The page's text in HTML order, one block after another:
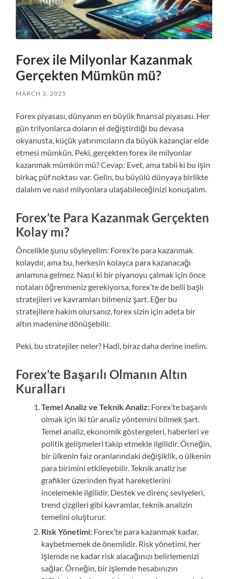
Forex ile Milyonlar Kazanmak
Gerçekten Mümkün mü?
MARCH 3, 2025
Forex piyasası, dünyanın en büyük finansal piyasası. Her
gün trilyonlarca doların el değiştirdiği bu devasa
okyanusta, küçük yatırımcıların da büyük kazançlar elde
etmesi mümkün. Peki, gerçekten forex ile milyonlar
kazanmak mümkün mü? Cevap: Evet, ama tabii ki bu işin
birkaç püf noktası var. Gelin, bu büyülü dünyaya birlikte
dalalım ve nasıl milyonlara ulaşabileceğinizi konuşalım.
Forex’te Para Kazanmak Gerçekten
Kolay mı?
Öncelikle şunu söyleyelim: Forex’te para kazanmak
kolaydır, ama bu, herkesin kolayca para kazanacağı
anlamına gelmez. Nasıl ki bir piyanoyu çalmak için önce
notaları öğrenmeniz gerekiyorsa, forex’te de belli başlı
stratejileri ve kavramları bilmeniz şart. Eğer bu
stratejilere hakim olursanız, forex sizin için adeta bir
altın madenine dönüşebilir.
Peki, bu stratejiler neler? Hadi, biraz daha derine inelim.
Forex’te Başarılı Olmanın Altın
Kuralları
Temel Analiz ve Teknik Analiz: Forex’te başarılı
olmak için iki tür analiz yöntemini bilmek şart.
Temel analiz, ekonomik göstergeleri, haberleri ve
politik gelişmeleri takip etmekle ilgilidir. Örneğin,
bir ülkenin faiz oranlarındaki değişiklik, o ülkenin
para birimini etkileyebilir. Teknik analiz ise
grafikler üzerinden fiyat hareketlerini
incelemekle ilgilidir. Destek ve direnç seviyeleri,
trend çizgileri gibi kavramlar, teknik analizin
temelini oluşturur.
Risk Yönetimi: Forex’te para kazanmak kadar,
kaybetmemek de önemlidir. Risk yönetimi, her
işlemde ne kadar risk alacağınızı belirlemenizi
sağlar. Örneğin, bir işlemde hesabınızın